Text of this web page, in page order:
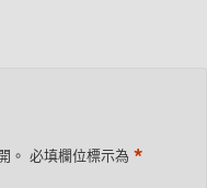
。 必填欄位標示為*